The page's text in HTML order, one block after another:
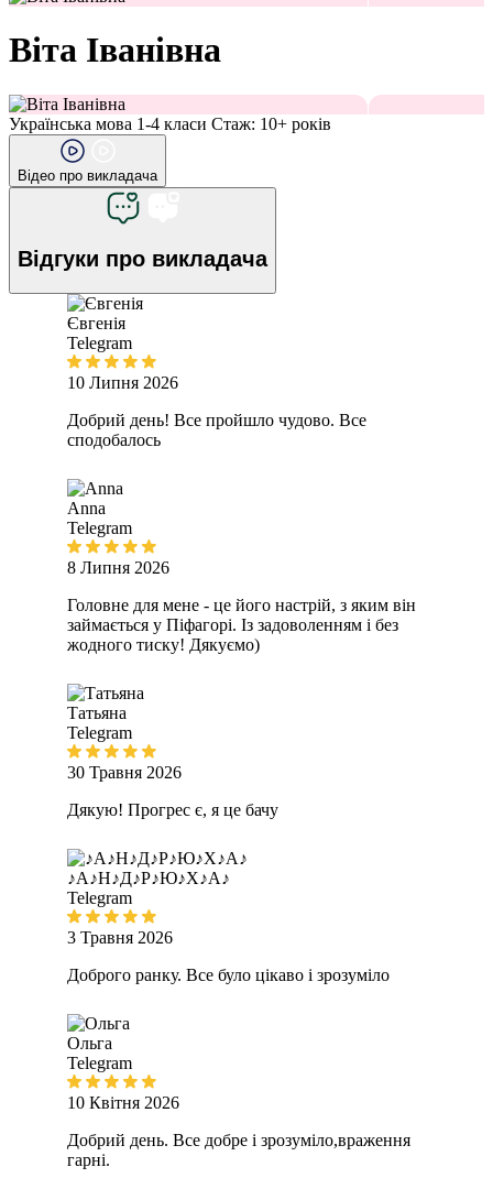
Віта Іванівна
Українська мова 1-4 класи Стаж: 10+ років
Відео про викладача
Відгуки про викладача
Євгенія
Telegram
10 Липня 2026
Добрий день! Все пройшло чудово. Все
сподобалось
Anna
Telegram
8 Липня 2026
Головне для мене - це його настрій, з яким він
займається у Піфагорі. Із задоволенням і без
жодного тиску! Дякуємо)
Татьяна
Telegram
30 Травня 2026
Дякую! Прогрес є, я це бачу
♪А♪Н♪Д♪Р♪Ю♪Х♪А♪
Telegram
3 Травня 2026
Доброго ранку. Все було цікаво і зрозуміло
Ольга
Telegram
10 Квітня 2026
Добрий день. Все добре і зрозуміло,враження
гарні.